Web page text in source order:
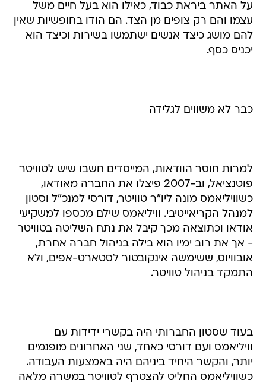
על האתר ביראת כבוד, כאילו הוא בעל חיים משל
עצמו והם רק צופים מן הצד. הם הודו בחופשיות שאין
להם מושג כיצד אנשים ישתמשו בשירות וכיצד הוא
יכניס כסף.
כבר לא משווים לגלידה
למרות חוסר הוודאות, המייסדים חשבו שיש לטוויטר
פוטנציאל, וב-2007 פיצלו את החברה מאודאו,
כשוויליאמס מונה ליו"ר טוויטר, דורסי למנכ"ל וסטון
למנהל הקריאייטיבי. וויליאמס שילם מכספו למשקיעי
אודאו וכתוצאה מכך קיבל את נתח השליטה בטוויטר
- אך את רוב ימיו הוא בילה בניהול חברה אחרת,
אובוויוס, ששימשה אינקובטור לסטארט-אפים, ולא
התמקד בניהול טוויטר.
בעוד שסטון החברותי היה בקשרי ידידות עם
וויליאמס ועם דורסי כאחד, שני האחרונים מופנמים
יותר, והקשר היחיד ביניהם היה באמצעות העבודה.
כשוויליאמס החליט להצטרף לטוויטר במשרה מלאה